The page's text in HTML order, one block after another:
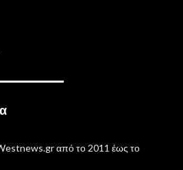
από το 2011 έως το